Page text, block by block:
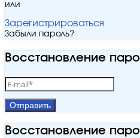
или
Зарегистрироваться
Забыли пароль?
Восстановление
Отправить
Восстановление